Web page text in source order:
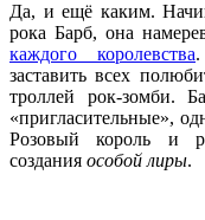
Да, и ещё каким.
рока Барб, она
каждого королевства
заставить всех
троллей рок-зомби.
«пригласительные»,
Розовый король и
создания особой лиры.